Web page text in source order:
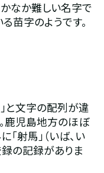
かなか難しい名字で
苗字のようです。
と文字の配列が違
鹿児島地方のほぼ
射馬」（いば、い
の記録がありま